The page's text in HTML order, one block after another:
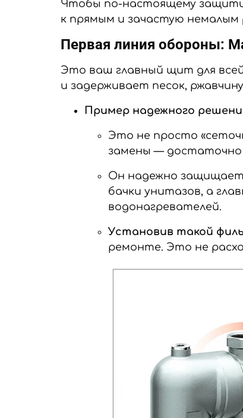
Чтобы по-настоящему
к прямым и зачастую немалым
Первая линия обороны:
Это ваш главный щит для
и задерживает песок,
Пример надежного
Это не просто
замены —
Он надежно защищает
бачки унитазов, а
водонагревателей.
Установив такой
ремонте. Это не